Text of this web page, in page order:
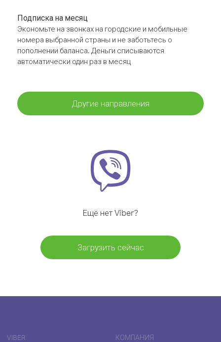
Подписка на месяц
Экономьте на звонках на городские и мобильные
номера выбранной страны и не заботьтесь о
пополнении баланса. Деньги списываются
автоматически один раз в месяц
Другие направления
Ещё нет Viber?
Загрузить сейчас
VIBER КОМПАНИЯ